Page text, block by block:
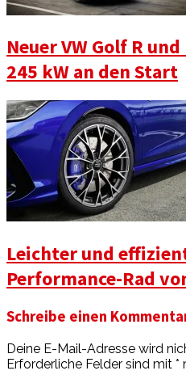
Neuer VW Golf R
245 kW an den Start
Leichter und
Performance-Rad
Schreibe einen
Deine E-Mail-Adresse wird
Erforderliche Felder sind mit *